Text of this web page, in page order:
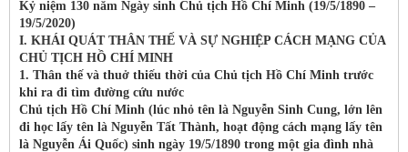
Kỷ niệm 130 năm Ngày sinh Chủ tịch Hồ Chí Minh (19/5/1890 –
19/5/2020)
I. KHÁI QUÁT THÂN THẾ VÀ SỰ NGHIỆP CÁCH MẠNG CỦA
CHỦ TỊCH HỒ CHÍ MINH
1. Thân thế và thuở thiếu thời của Chủ tịch Hồ Chí Minh trước
khi ra đi tìm đường cứu nước
Chủ tịch Hồ Chí Minh (lúc nhỏ tên là Nguyễn Sinh Cung, lớn lên
đi học lấy tên là Nguyễn Tất Thành, hoạt động cách mạng lấy tên
là Nguyễn Ái Quốc) sinh ngày 19/5/1890 trong một gia đình nhà